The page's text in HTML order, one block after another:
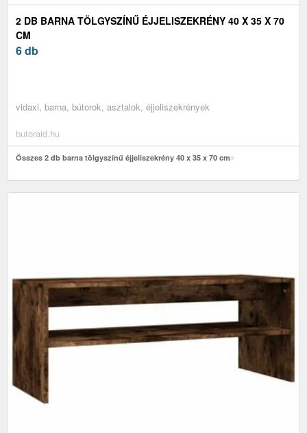
2 DB BARNA TÖLGYSZÍNŰ ÉJJELISZEKRÉNY 40 X 35 X 70
CM
6 db
vidaxl, barna, bútorok, asztalok, éjjeliszekrények
butoraid.hu
Összes 2 db barna tölgyszínű éjjeliszekrény 40 x 35 x 70 cm